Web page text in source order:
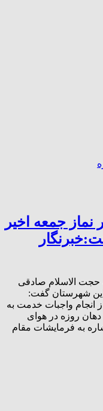
نماز جمعه اخیر
حجت الاسلام صادقی
شهرستان گفت:
انجام واجبات خدمت به
روزه در هوای
به فرمایشات مقام